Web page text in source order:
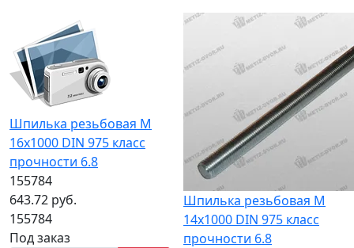
Шпилька резьбовая М
16x1000 DIN 975 класс
прочности 6.8
155784
643.72 руб.
155784
Под заказ
Шпилька резьбовая М
14x1000 DIN 975 класс
прочности 6.8